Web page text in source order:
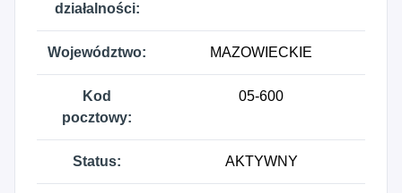
działalności:
Województwo: MAZOWIECKIE
Kod
pocztowy:
05-600
Status: AKTYWNY